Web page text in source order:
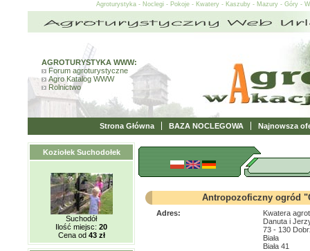
Agroturystyka - Noclegi - Pokoje - Kwatery - Kaszuby - Mazury - Góry -
AGROTURYSTYKA WWW:
Forum agroturystyczne
Agro Katalog WWW
Rolnictwo
Strona Główna BAZA NOCLEGOWA Najnowsza
Koziołek Suchodołek
Suchodół
Ilość miejsc: 20
Cena od 43 zł
Antropozoficzny ogród
Adres:
Kwatera
Danuta i
73 - 130
Biała
Biała 41